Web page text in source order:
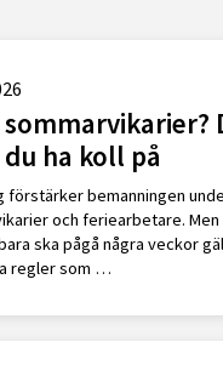
ha koll på
förstärker bemanningen
och feriearbetare. Men
ska pågå några veckor
regler som …